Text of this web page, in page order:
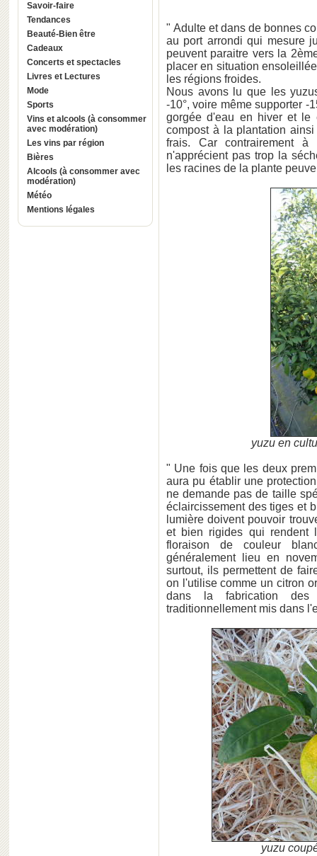
Savoir-faire
Tendances
Beauté-Bien être
Cadeaux
Concerts et spectacles
Livres et Lectures
Mode
Sports
Vins et alcools (à consommer
avec modération)
Les vins par région
Bières
Alcools (à consommer avec
modération)
Météo
Mentions légales
" Adulte et dans de bonnes
au port arrondi qui mesure
peuvent paraitre vers la
placer en situation
les régions froides.
Nous avons lu que les
-10°, voire même supporter -
gorgée d'eau en hiver et le
compost à la plantation
frais. Car contrairement
n'apprécient pas trop la
les racines de la plante
yuzu en
" Une fois que les deux
aura pu établir une
ne demande pas de taille
éclaircissement des tiges et
lumière doivent pouvoir
et bien rigides qui rendent
floraison de couleur
généralement lieu en
surtout, ils permettent de
on l'utilise comme un citron
dans la fabrication
traditionnellement mis dans
yuzu